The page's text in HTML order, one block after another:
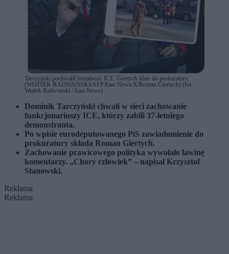
Tarczyński pochwalił brutalność ICE. Giertych idzie do prokuratury.
(WOJTEK RADWANSKI/AFP/East News/X/Roman Giertych) (fot.
Wojtek Radwanski / East News)
Dominik Tarczyński chwali w sieci zachowanie
funkcjonariuszy ICE, którzy zabili 37-letniego
demonstranta.
Po wpisie eurodeputowanego PiS zawiadomienie do
prokuratury składa Roman Giertych.
Zachowanie prawicowego polityka wywołało lawinę
komentarzy. „Chory człowiek” – napisał Krzysztof
Stanowski.
Reklama
Reklama